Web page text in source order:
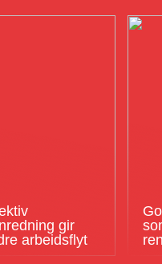
gir
arbeidsflyt